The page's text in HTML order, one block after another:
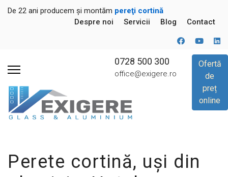
De 22 ani producem și montăm pereţi cortină
Despre noi
Servicii Blog Contact
0728 500 300
office@exigere.ro
Ofertă
de
preț
online
Perete cortină, uși din